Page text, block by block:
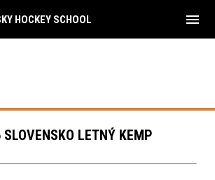
HOCKEY SCHOOL menu
LETNÝ KEMP